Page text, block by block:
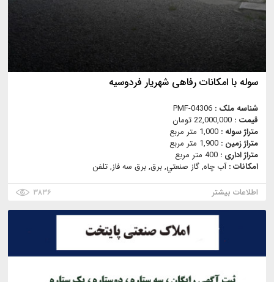
سوله با امکانات رفاهی شهریار فردوسیه
شناسه ملک : PMF-04306
قیمت : 22,000,000 تومان
متراژ سوله : 1,000 متر مربع
متراژ زمین : 1,900 متر مربع
متراژ اداری : 400 متر مربع
امکانات :آب چاه, گاز صنعتي, برق, برق سه فاز, تلفن
اطلاعات بیشتر
۳۸۳۶